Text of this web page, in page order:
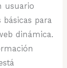
usuario
para
dinámica.